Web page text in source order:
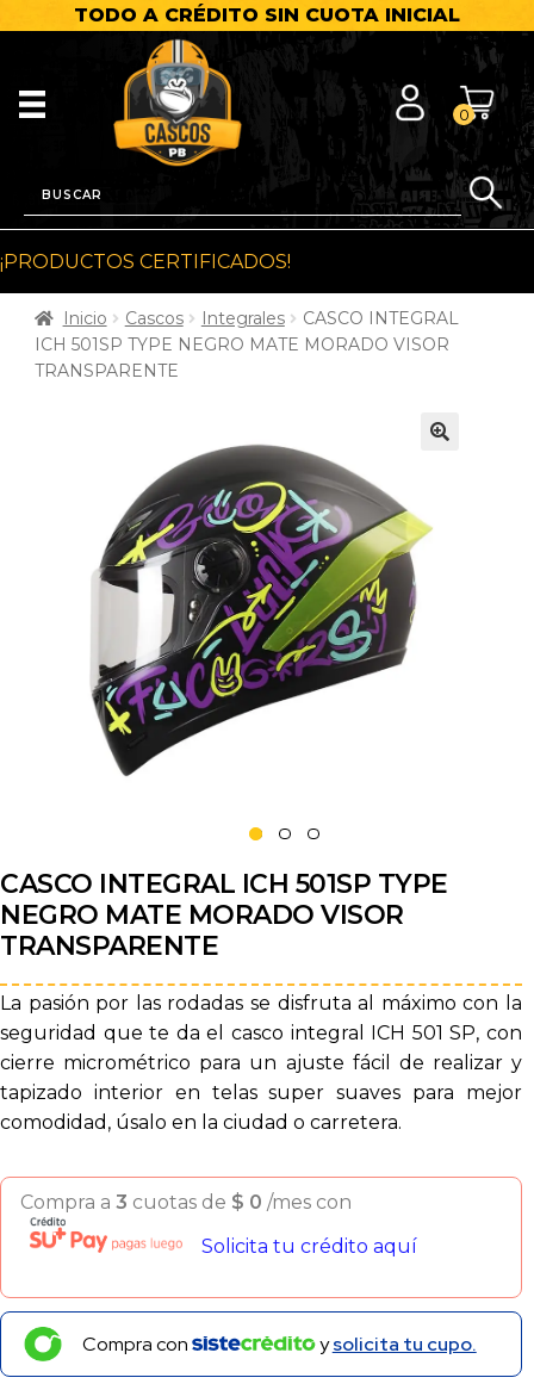
TODO A CRÉDITO SIN CUOTA INICIAL
0
¡PRODUCTOS CERTIFICADOS!
Inicio Cascos Integrales
CASCO INTEGRAL
ICH 501SP TYPE NEGRO MATE MORADO VISOR
TRANSPARENTE
CASCO INTEGRAL ICH 501SP TYPE
NEGRO MATE MORADO VISOR
TRANSPARENTE
La pasión por las rodadas se disfruta al máximo con la
seguridad que te da el casco integral ICH 501 SP, con
cierre micrométrico para un ajuste fácil de realizar y
tapizado interior en telas super suaves para mejor
comodidad, úsalo en la ciudad o carretera.
Compra a 3 cuotas de $ 0 /mes con
Solicita tu crédito aquí
Compra con ysolicita tu cupo.